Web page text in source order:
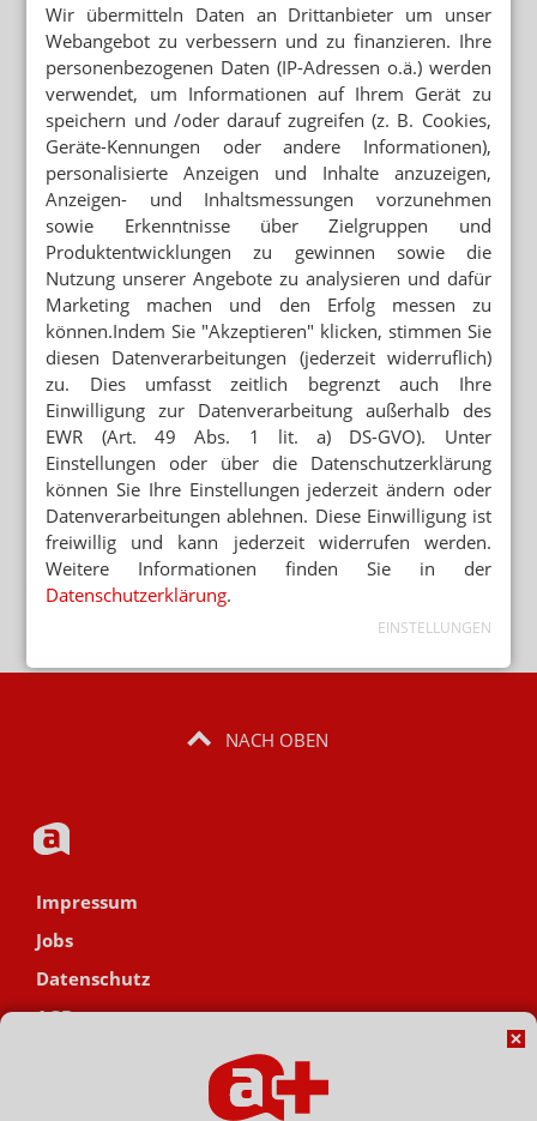
Wir übermitteln Daten an Drittanbieter um unser
Webangebot zu verbessern und zu finanzieren. Ihre
personenbezogenen Daten (IP-Adressen o.ä.) werden
verwendet, um Informationen auf Ihrem Gerät zu
speichern und /oder darauf zugreifen (z. B. Cookies,
Geräte-Kennungen oder andere Informationen),
personalisierte Anzeigen und Inhalte anzuzeigen,
Anzeigen- und Inhaltsmessungen vorzunehmen
sowie Erkenntnisse über Zielgruppen und
Produktentwicklungen zu gewinnen sowie die
Nutzung unserer Angebote zu analysieren und dafür
Marketing machen und den Erfolg messen zu
können.Indem Sie "Akzeptieren" klicken, stimmen Sie
diesen Datenverarbeitungen (jederzeit widerruflich)
zu. Dies umfasst zeitlich begrenzt auch Ihre
Einwilligung zur Datenverarbeitung außerhalb des
EWR (Art. 49 Abs. 1 lit. a) DS-GVO). Unter
Einstellungen oder über die Datenschutzerklärung
können Sie Ihre Einstellungen jederzeit ändern oder
Datenverarbeitungen ablehnen. Diese Einwilligung ist
freiwillig und kann jederzeit widerrufen werden.
Weitere Informationen finden Sie in der
Datenschutzerklärung.
EINSTELLUNGEN
AKADEMIE by Alliance Healthcare & GEHE
Alliance Healthcare Deutschland GmbH
Pragstraße 154
70376 Stuttgart
Telefon: 0711 577 19 0
E-Mail:akademie@gehe.de
Internet:
www.gehe-akademie.de
Newsletter
E-MAIL ADRESSE
Jetzt abonnieren
Hinweis zum Newsletter &
Datenschutz
NACH OBEN
Impressum
Jobs
Datenschutz
AGB
Hinweisgebersystem